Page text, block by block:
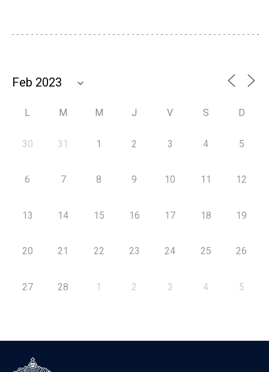
L M M J V S D
30 31 1 2 3 4 5
6 7 8 9 10 11 12
13 14 15 16 17 18 19
20 21 22 23 24 25 26
27 28 1 2 3 4 5